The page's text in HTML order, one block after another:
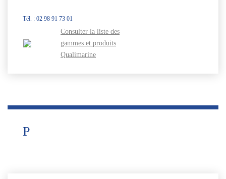
Tél. : 02 98 91 73 01
Consulter la liste des
gammes et produits
Qualimarine
P